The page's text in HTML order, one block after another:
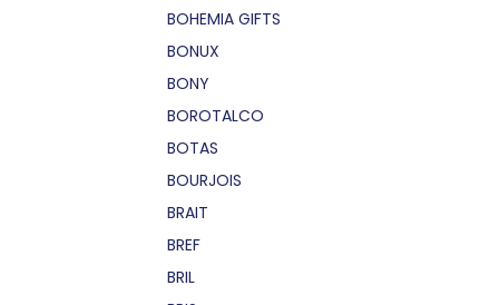
BOHEMIA GIFTS
BONUX
BONY
BOROTALCO
BOTAS
BOURJOIS
BRAIT
BREF
BRIL